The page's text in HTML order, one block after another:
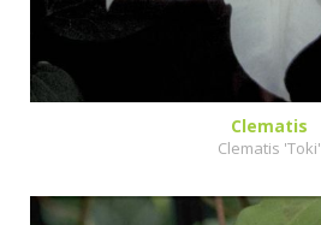
Clematis
Clematis 'Toki'